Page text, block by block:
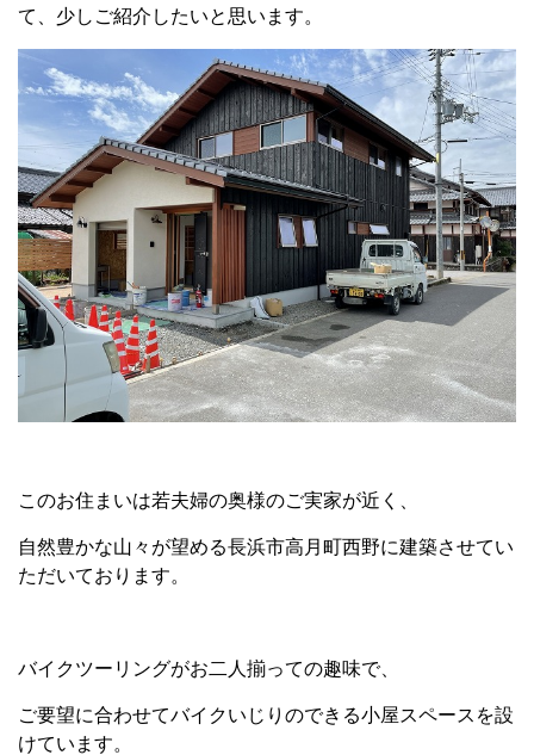
て、少しご紹介したいと思います。
このお住まいは若夫婦の奥様のご実家が近く、
自然豊かな山々が望める長浜市高月町西野に建築させてい
ただいております。
バイクツーリングがお二人揃っての趣味で、
ご要望に合わせてバイクいじりのできる小屋スペースを設
けています。